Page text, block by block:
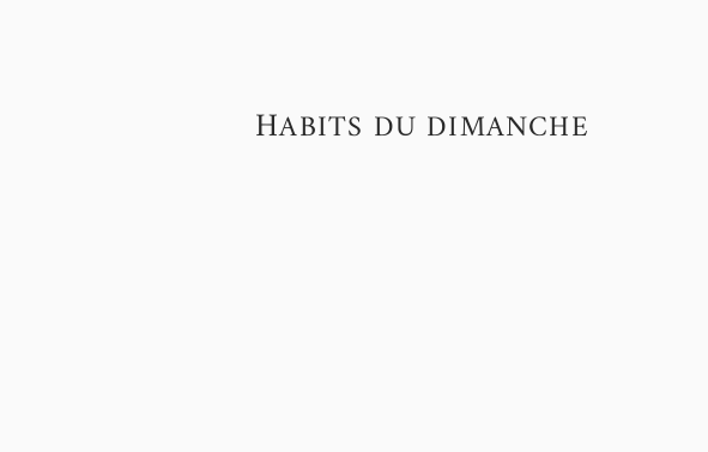
HABITS DU DIMANCHE